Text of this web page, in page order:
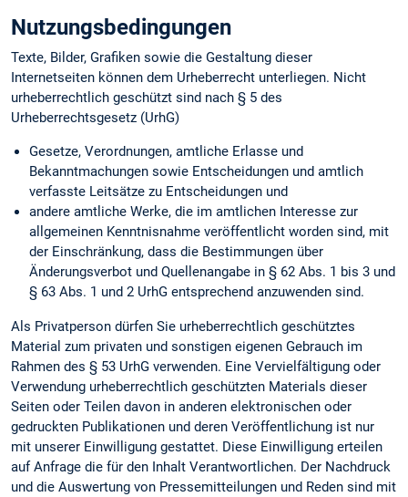
Nutzungsbedingungen
Texte, Bilder, Grafiken sowie die Gestaltung dieser
Internetseiten können dem Urheberrecht unterliegen. Nicht
urheberrechtlich geschützt sind nach § 5 des
Urheberrechtsgesetz (UrhG)
Gesetze, Verordnungen, amtliche Erlasse und
Bekanntmachungen sowie Entscheidungen und amtlich
verfasste Leitsätze zu Entscheidungen und
andere amtliche Werke, die im amtlichen Interesse zur
allgemeinen Kenntnisnahme veröffentlicht worden sind, mit
der Einschränkung, dass die Bestimmungen über
Änderungsverbot und Quellenangabe in § 62 Abs. 1 bis 3 und
§ 63 Abs. 1 und 2 UrhG entsprechend anzuwenden sind.
Als Privatperson dürfen Sie urheberrechtlich geschütztes
Material zum privaten und sonstigen eigenen Gebrauch im
Rahmen des § 53 UrhG verwenden. Eine Vervielfältigung oder
Verwendung urheberrechtlich geschützten Materials dieser
Seiten oder Teilen davon in anderen elektronischen oder
gedruckten Publikationen und deren Veröffentlichung ist nur
mit unserer Einwilligung gestattet. Diese Einwilligung erteilen
auf Anfrage die für den Inhalt Verantwortlichen. Der Nachdruck
und die Auswertung von Pressemitteilungen und Reden sind mit